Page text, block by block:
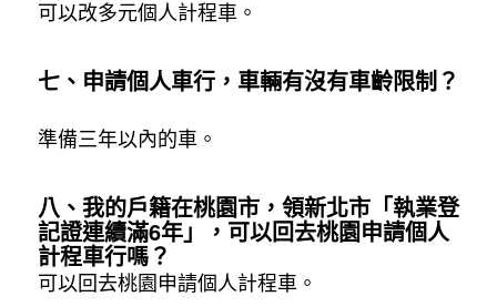
可以改多元個人計程車。
七、申請個人車行，車輛有沒有車齡限制？
準備三年以內的車。
八、我的戶籍在桃園市，領新北市「執業登
記證連續滿6年」，可以回去桃園申請個人
計程車行嗎？
可以回去桃園申請個人計程車。